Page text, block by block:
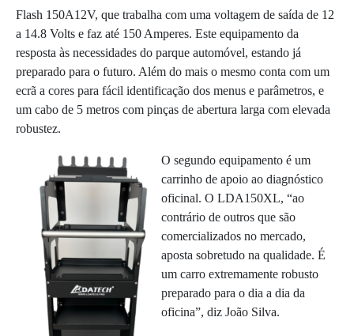
Flash 150A12V, que trabalha com uma voltagem de saída de 12
a 14.8 Volts e faz até 150 Amperes. Este equipamento da
resposta às necessidades do parque automóvel, estando já
preparado para o futuro. Além do mais o mesmo conta com um
ecrã a cores para fácil identificação dos menus e parâmetros, e
um cabo de 5 metros com pinças de abertura larga com elevada
robustez.
O segundo equipamento é um
carrinho de apoio ao diagnóstico
oficinal. O LDA150XL, “ao
contrário de outros que são
comercializados no mercado,
aposta sobretudo na qualidade. É
um carro extremamente robusto
preparado para o dia a dia da
oficina”, diz João Silva.